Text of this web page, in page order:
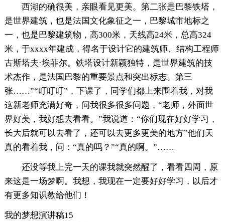
西湖的确很美，亲眼看见更美。第二张是巴黎铁塔，
是世界建筑，也是法国文化象征之一，巴黎城市地标之
一，也是巴黎建筑物，高300米，天线高24米，总高324
米，于xxxx年建成，得名于设计它的建筑师、结构工程师
古斯塔夫·埃菲尔。铁塔设计新颖独特，是世界建筑的技
术杰作，是法国巴黎的重要景点和突出标志。第三
张……”“叮叮叮”，下课了，同学们都上来围着我，对我
这新老师充满好奇，问我很多很多问题，“老师，外面世
界好美，我好想去看看。”我说道：“你们现在好好学习，
长大后就可以去看了，还可以去更多更美的地方”他们天
真的看着我，问：“真的吗？”“真的啊。”……
还没等我上完一天的课我就突然醒了，看看四周，原
来这是一场梦啊。我想，我现在一定要好好学习，以后才
有更多知识教给他们！
我的梦想演讲稿15